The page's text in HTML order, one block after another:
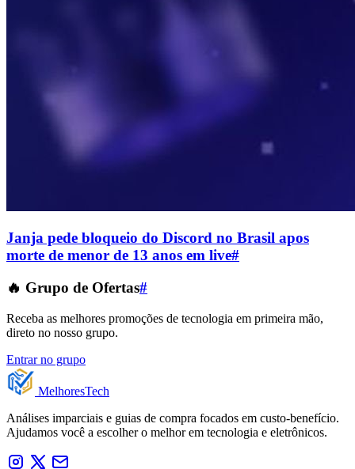
Janja pede bloqueio do Discord no Brasil apos
morte de menor de 13 anos em live#
🔥 Grupo de Ofertas#
Receba as melhores promoções de tecnologia em primeira mão,
direto no nosso grupo.
Entrar no grupo
MelhoresTech
Análises imparciais e guias de compra focados em custo-benefício.
Ajudamos você a escolher o melhor em tecnologia e eletrônicos.